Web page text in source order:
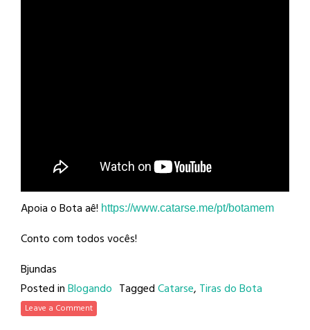
Apoia o Bota aê! https://www.catarse.me/pt/botamem
Conto com todos vocês!
Bjundas
Posted inBlogando TaggedCatarse, Tiras do Bota
Leave a Comment